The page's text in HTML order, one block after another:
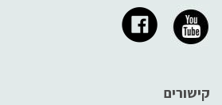
קישורים